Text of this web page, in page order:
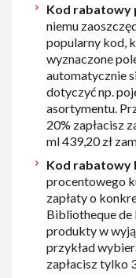
Kod rabatowy
niemu
popularny kod,
wyznaczone
automatycznie
dotyczyć np.
asortymentu.
20% zapłacisz
ml 439,20 zł
Kod rabatowy
procentowego
zapłaty o
Bibliotheque de
produkty w
przykład
zapłacisz tylko